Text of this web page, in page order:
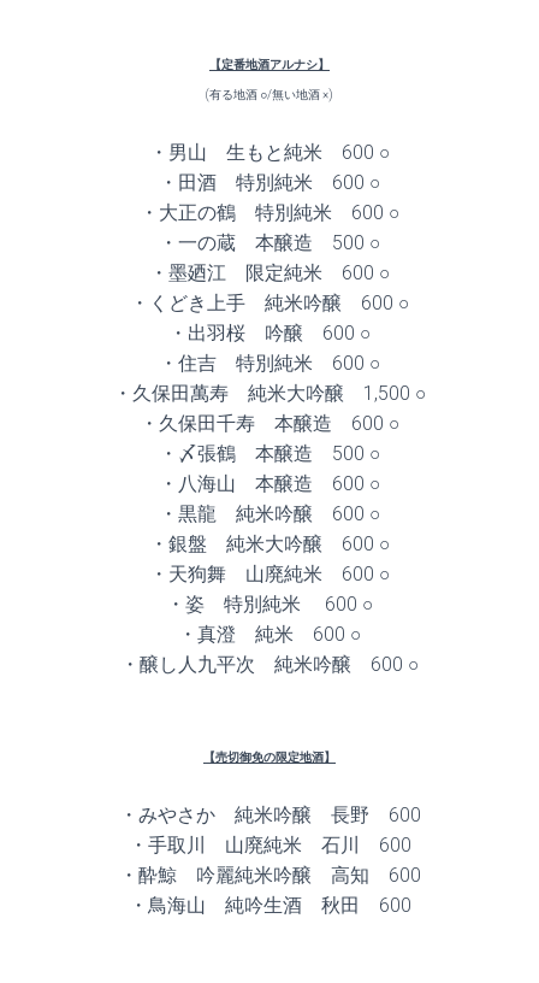
【定番地酒アルナシ】
(有る地酒 ○/無い地酒 ×)
・男山 生もと純米 600 ○
・田酒 特別純米 600 ○
・大正の鶴 特別純米 600 ○
・一の蔵 本醸造 500 ○
・墨廼江 限定純米 600 ○
・くどき上手 純米吟醸 600 ○
・出羽桜 吟醸 600 ○
・住吉 特別純米 600 ○
・久保田萬寿 純米大吟醸 1,500 ○
・久保田千寿 本醸造 600 ○
・〆張鶴 本醸造 500 ○
・八海山 本醸造 600 ○
・黒龍 純米吟醸 600 ○
・銀盤 純米大吟醸 600 ○
・天狗舞 山廃純米 600 ○
・姿 特別純米 600 ○
・真澄 純米 600 ○
・醸し人九平次 純米吟醸 600 ○
【売切御免の限定地酒】
・みやさか 純米吟醸 長野 600
・手取川 山廃純米 石川 600
・酔鯨 吟麗純米吟醸 高知 600
・鳥海山 純吟生酒 秋田 600